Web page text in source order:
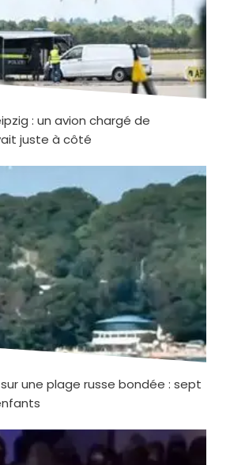
: un avion chargé de
juste à côté
une plage russe bondée : sept